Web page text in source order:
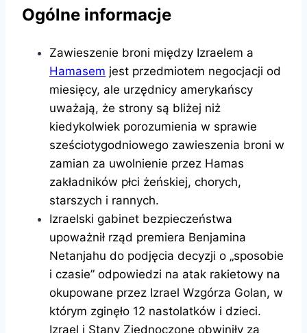
Ogólne informacje
Zawieszenie broni między Izraelem a
Hamasem jest przedmiotem negocjacji od
miesięcy, ale urzędnicy amerykańscy
uważają, że strony są bliżej niż
kiedykolwiek porozumienia w sprawie
sześciotygodniowego zawieszenia broni w
zamian za uwolnienie przez Hamas
zakładników płci żeńskiej, chorych,
starszych i rannych.
Izraelski gabinet bezpieczeństwa
upoważnił rząd premiera Benjamina
Netanjahu do podjęcia decyzji o „sposobie
i czasie” odpowiedzi na atak rakietowy na
okupowane przez Izrael Wzgórza Golan, w
którym zginęło 12 nastolatków i dzieci.
Izrael i Stany Zjednoczone obwiniły za